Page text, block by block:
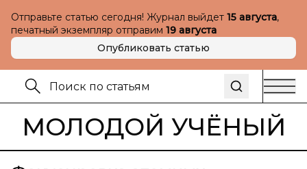
Отправьте статью сегодня! Журнал выйдет 15 августа,
печатный экземпляр отправим 19 августа
Опубликовать статью
МОЛОДОЙ УЧЁНЫЙ